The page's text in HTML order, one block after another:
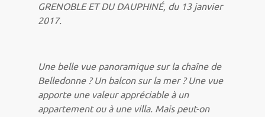
GRENOBLE ET DU DAUPHINÉ, du 13 janvier
2017.
Une belle vue panoramique sur la chaîne de
Belledonne ? Un balcon sur la mer ? Une vue
apporte une valeur appréciable à un
appartement ou à une villa. Mais peut-on